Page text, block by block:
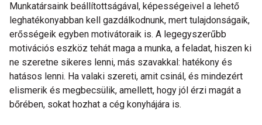
Munkatársaink beállítottságával, képességeivel a lehető
leghatékonyabban kell gazdálkodnunk, mert tulajdonságaik,
erősségeik egyben motivátoraik is. A legegyszerűbb
motivációs eszköz tehát maga a munka, a feladat, hiszen ki
ne szeretne sikeres lenni, más szavakkal: hatékony és
hatásos lenni. Ha valaki szereti, amit csinál, és mindezért
elismerik és megbecsülik, amellett, hogy jól érzi magát a
bőrében, sokat hozhat a cég konyhájára is.